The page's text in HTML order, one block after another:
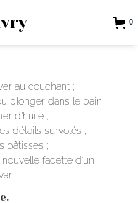
0
au couchant ;
plonger dans le bain
d’huile ;
détails survolés ;
bâtisses ;
facette d’un